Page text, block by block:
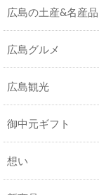
広島の土産&名産品
広島グルメ
広島観光
御中元ギフト
想い